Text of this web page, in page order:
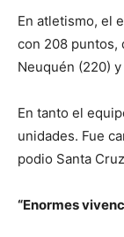
En atletismo, el
con 208 puntos,
Neuquén (220)
En tanto el
unidades. Fue
podio Santa
“Enormes